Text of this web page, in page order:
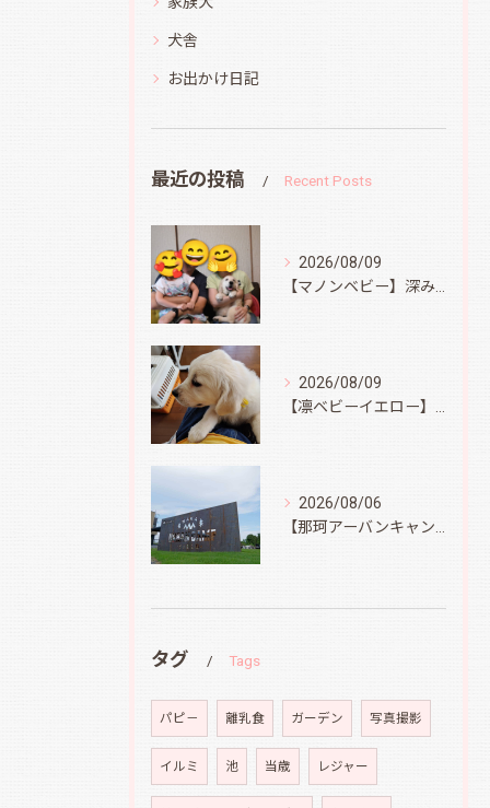
犬舎
お出かけ日記
最近の投稿 Recent Posts
2026/08/09
2026/08/09
2026/08/06
タグ Tags
パピ－ 離乳食 ガーデン 写真撮影
イルミ 池 当歳 レジャー